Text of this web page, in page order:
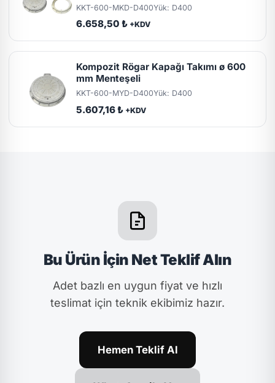
KKT-600-MKD-D400Yük: D400
6.658,50 ₺ +KDV
Kompozit Rögar Kapağı Takımı ø 600
mm Menteşeli
KKT-600-MYD-D400Yük: D400
5.607,16 ₺ +KDV
Bu Ürün İçin Net Teklif Alın
Adet bazlı en uygun fiyat ve hızlı
teslimat için teknik ekibimiz hazır.
Hemen Teklif Al